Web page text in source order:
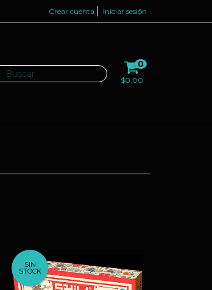
Crear cuenta Iniciar sesión
0
$0,00
SIN
STOCK